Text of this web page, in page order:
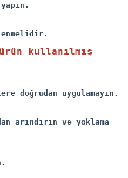
kullanılmış
doğrudan uygulamayın.
arındırın ve yoklama